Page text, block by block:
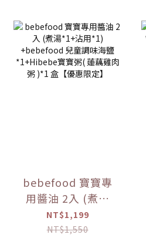
bebefood 寶寶專
用醬油 2入 (煮湯
*1+沾用*1)
+bebefood 兒童調
NT$1,199
NT$1,550